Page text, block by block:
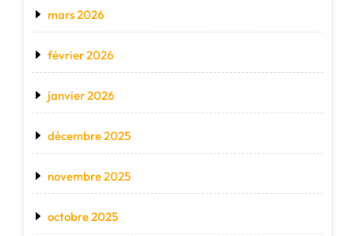
mars 2026
février 2026
janvier 2026
décembre 2025
novembre 2025
octobre 2025